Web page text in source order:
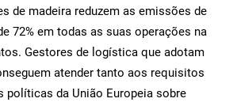
de madeira reduzem as emissões de
72% em todas as suas operações na
Gestores de logística que adotam
atender tanto aos requisitos
políticas da União Europeia sobre